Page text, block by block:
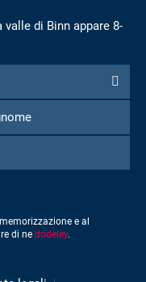
di Binn appare 8-
e al
di ne dodeley.